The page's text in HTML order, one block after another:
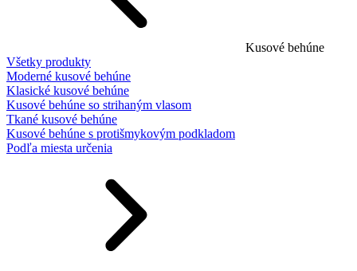
Kusové behúne
Všetky produkty
Moderné kusové behúne
Klasické kusové behúne
Kusové behúne so strihaným vlasom
Tkané kusové behúne
Kusové behúne s protišmykovým podkladom
Podľa miesta určenia